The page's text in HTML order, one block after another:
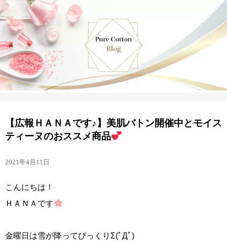
【広報ＨＡＮＡです♪】美肌バトン開催中とモイス
ティーヌのおススメ商品
2021年4月11日
こんにちは！
ＨＡＮＡです
金曜日は雪が降ってびっくりΣ(ﾟДﾟ)